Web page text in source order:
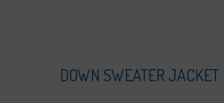
DOWN SWEATER JACKET